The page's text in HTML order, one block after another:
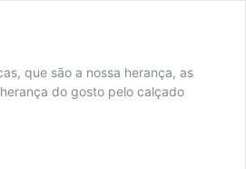
que são a nossa herança, as
do gosto pelo calçado